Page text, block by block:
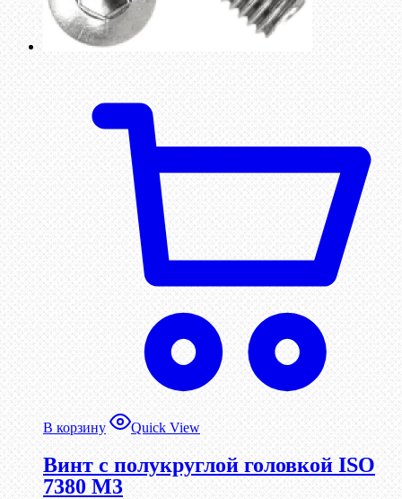
В корзину Quick View
Винт с полукруглой головкой ISO
7380 М3